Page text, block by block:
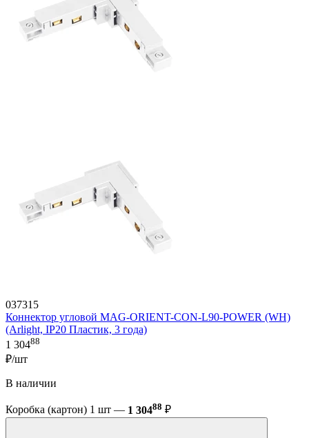
037315
Коннектор угловой MAG-ORIENT-CON-L90-POWER (WH)
(Arlight, IP20 Пластик, 3 года)
1 30488
₽/шт
В наличии
Коробка (картон) 1 шт — 1 30488 ₽